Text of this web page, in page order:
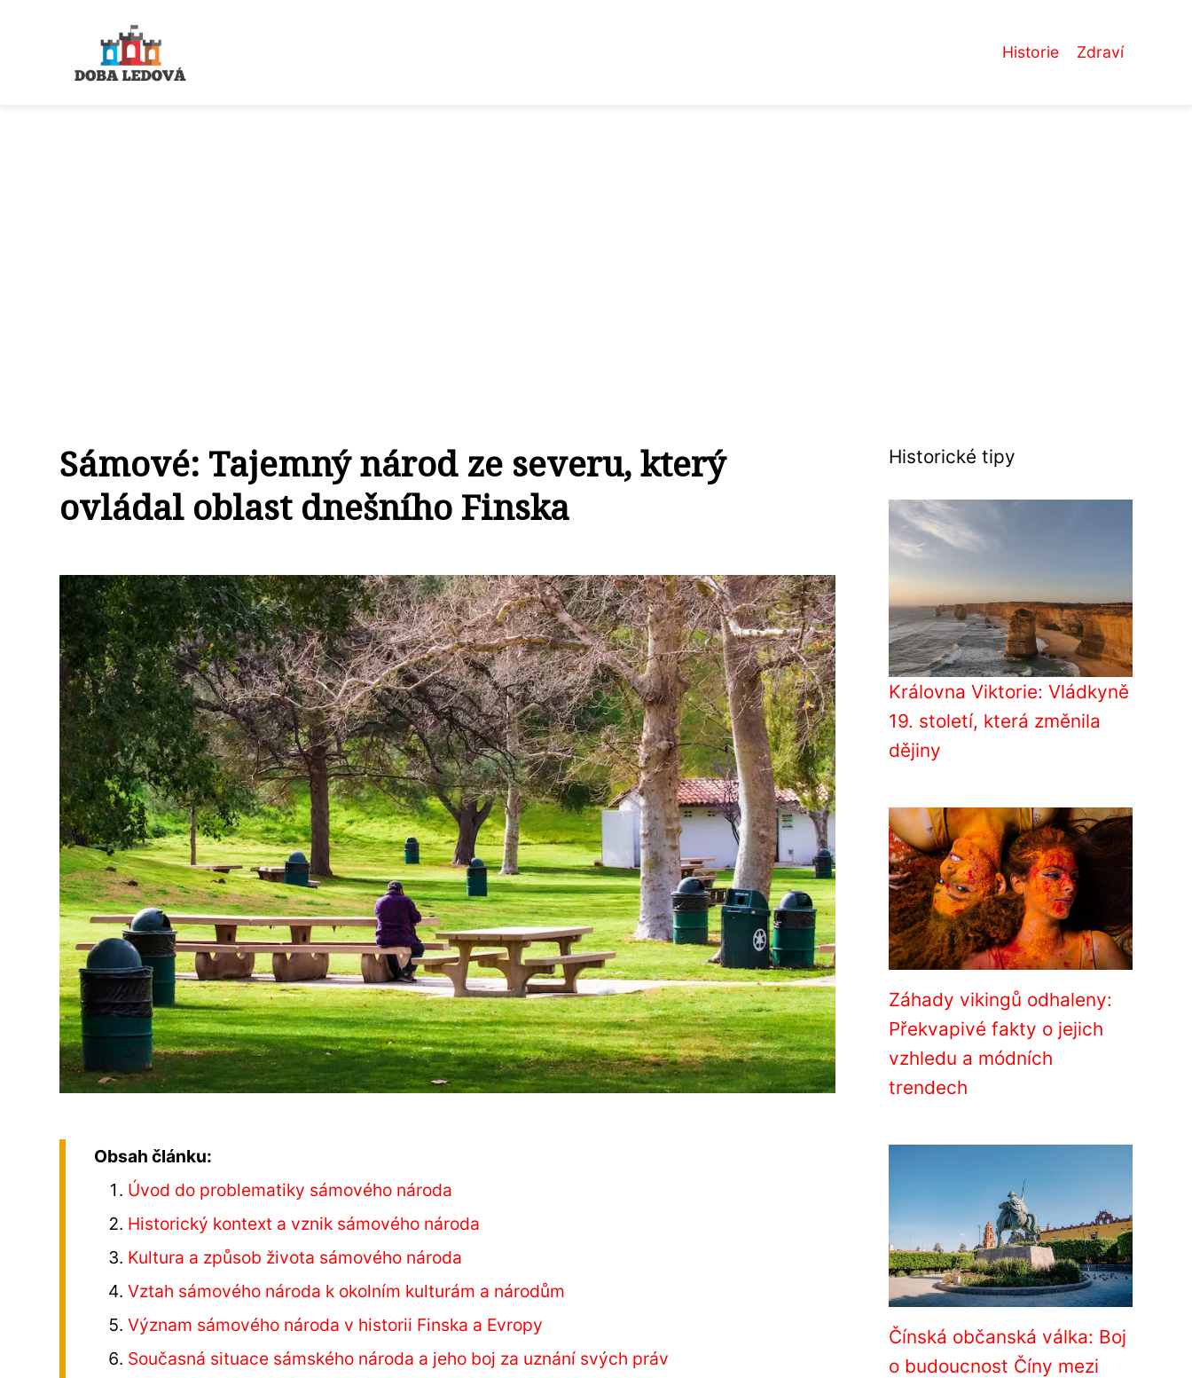
Historie Zdraví
Sámové: Tajemný národ ze severu, který
ovládal oblast dnešního Finska
Obsah článku:
Úvod do problematiky sámového národa
Historický kontext a vznik sámového národa
Kultura a způsob života sámového národa
Vztah sámového národa k okolním kulturám a národům
Význam sámového národa v historii Finska a Evropy
Současná situace sámského národa a jeho boj za uznání svých práv
Historické tipy
Královna Viktorie: Vládkyně
19. století, která změnila
dějiny
Záhady vikingů odhaleny:
Překvapivé fakty o jejich
vzhledu a módních
trendech
Čínská občanská válka: Boj
o budoucnost Číny mezi